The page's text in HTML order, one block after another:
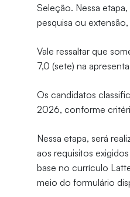
Seleção. Nessa
pesquisa ou
Vale ressaltar que
7,0 (sete) na
Os candidatos
2026, conforme
Nessa etapa, será
aos requisitos
base no currículo
meio do formulário